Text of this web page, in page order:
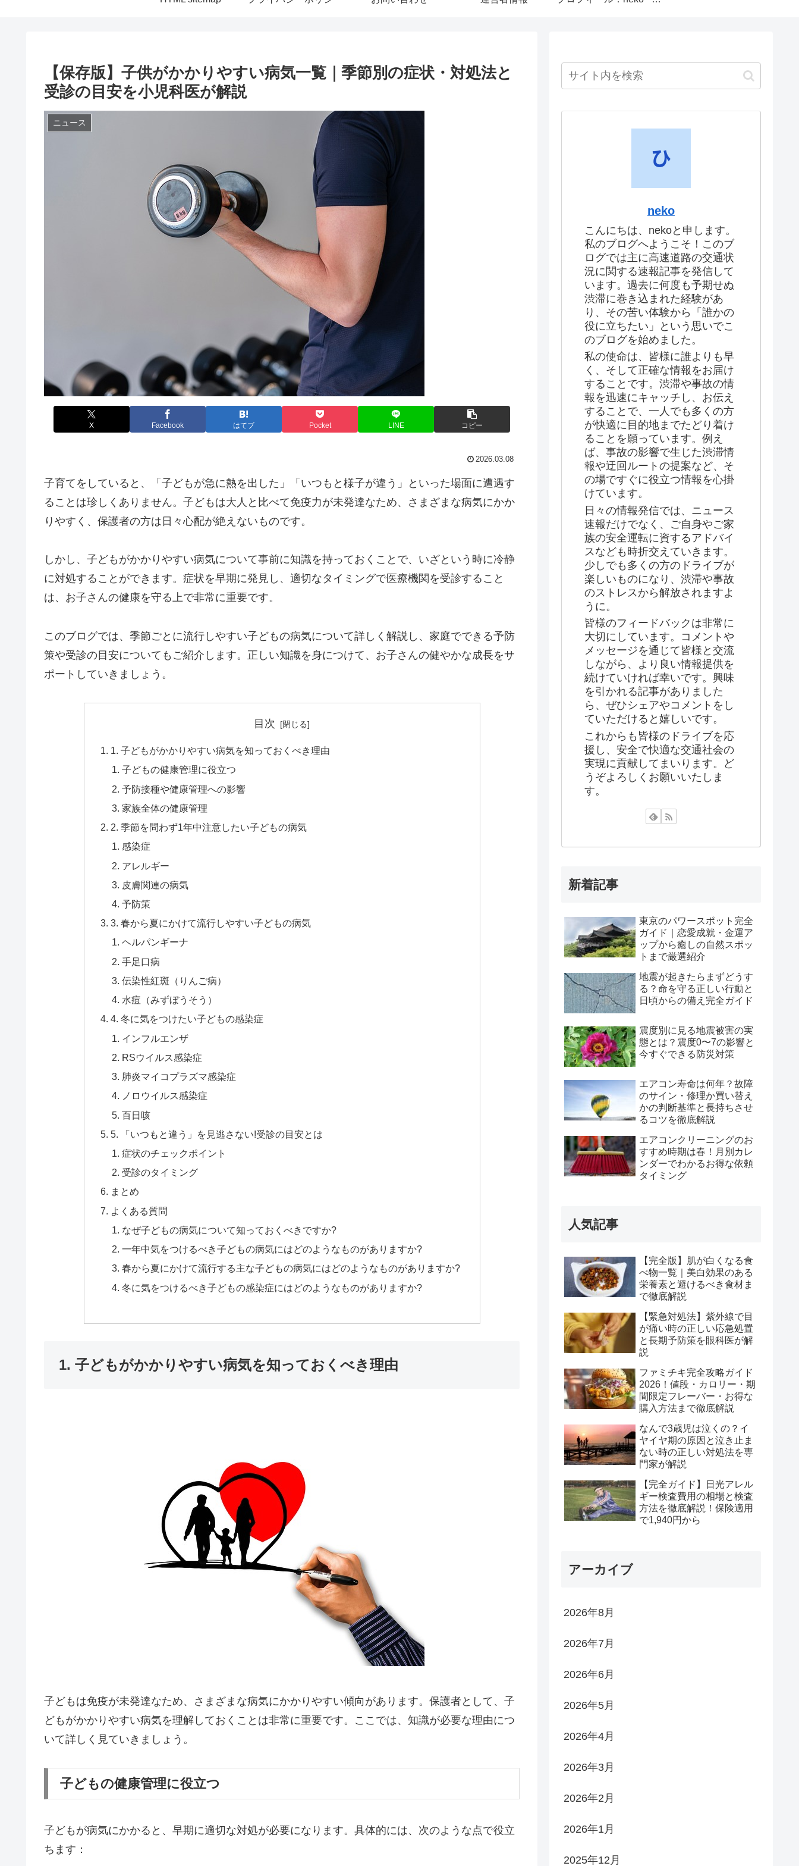
【保存版】子供がかかりやすい病気一覧｜季節別の症状・対処法と
受診の目安を小児科医が解説
ニュース
X Facebook はてブ Pocket LINE コピー
2026.03.08
子育てをしていると、「子どもが急に熱を出した」「いつもと様子が違う」といった場面に遭遇す
ることは珍しくありません。子どもは大人と比べて免疫力が未発達なため、さまざまな病気にかか
りやすく、保護者の方は日々心配が絶えないものです。
しかし、子どもがかかりやすい病気について事前に知識を持っておくことで、いざという時に冷静
に対処することができます。症状を早期に発見し、適切なタイミングで医療機関を受診すること
は、お子さんの健康を守る上で非常に重要です。
このブログでは、季節ごとに流行しやすい子どもの病気について詳しく解説し、家庭でできる予防
策や受診の目安についてもご紹介します。正しい知識を身につけて、お子さんの健やかな成長をサ
ポートしていきましょう。
目次
1. 子どもがかかりやすい病気を知っておくべき理由
子どもの健康管理に役立つ
予防接種や健康管理への影響
家族全体の健康管理
2. 季節を問わず1年中注意したい子どもの病気
感染症
アレルギー
皮膚関連の病気
予防策
3. 春から夏にかけて流行しやすい子どもの病気
ヘルパンギーナ
手足口病
伝染性紅斑（りんご病）
水痘（みずぼうそう）
4. 冬に気をつけたい子どもの感染症
インフルエンザ
RSウイルス感染症
肺炎マイコプラズマ感染症
ノロウイルス感染症
百日咳
5. 「いつもと違う」を見逃さない!受診の目安とは
症状のチェックポイント
受診のタイミング
まとめ
よくある質問
なぜ子どもの病気について知っておくべきですか?
一年中気をつけるべき子どもの病気にはどのようなものがありますか?
春から夏にかけて流行する主な子どもの病気にはどのようなものがありますか?
冬に気をつけるべき子どもの感染症にはどのようなものがありますか?
1. 子どもがかかりやすい病気を知っておくべき理由
子どもは免疫が未発達なため、さまざまな病気にかかりやすい傾向があります。保護者として、子
どもがかかりやすい病気を理解しておくことは非常に重要です。ここでは、知識が必要な理由につ
いて詳しく見ていきましょう。
子どもの健康管理に役立つ
子どもが病気にかかると、早期に適切な対処が必要になります。具体的には、次のような点で役立
ちます：
neko
こんにちは、nekoと申します。
私のブログへようこそ！このブ
ログでは主に高速道路の交通状
況に関する速報記事を発信して
います。過去に何度も予期せぬ
渋滞に巻き込まれた経験があ
り、その苦い体験から「誰かの
役に立ちたい」という思いでこ
のブログを始めました。
私の使命は、皆様に誰よりも早
く、そして正確な情報をお届け
することです。渋滞や事故の情
報を迅速にキャッチし、お伝え
することで、一人でも多くの方
が快適に目的地までたどり着け
ることを願っています。例え
ば、事故の影響で生じた渋滞情
報や迂回ルートの提案など、そ
の場ですぐに役立つ情報を心掛
けています。
日々の情報発信では、ニュース
速報だけでなく、ご自身やご家
族の安全運転に資するアドバイ
スなども時折交えていきます。
少しでも多くの方のドライブが
楽しいものになり、渋滞や事故
のストレスから解放されますよ
うに。
皆様のフィードバックは非常に
大切にしています。コメントや
メッセージを通じて皆様と交流
しながら、より良い情報提供を
続けていければ幸いです。興味
を引かれる記事がありました
ら、ぜひシェアやコメントをし
ていただけると嬉しいです。
これからも皆様のドライブを応
援し、安全で快適な交通社会の
実現に貢献してまいります。ど
うぞよろしくお願いいたしま
す。
新着記事
東京のパワースポット完全
ガイド｜恋愛成就・金運ア
ップから癒しの自然スポッ
トまで厳選紹介
地震が起きたらまずどうす
る？命を守る正しい行動と
日頃からの備え完全ガイド
震度別に見る地震被害の実
態とは？震度0〜7の影響と
今すぐできる防災対策
エアコン寿命は何年？故障
のサイン・修理か買い替え
かの判断基準と長持ちさせ
るコツを徹底解説
エアコンクリーニングのお
すすめ時期は春！月別カレ
ンダーでわかるお得な依頼
タイミング
人気記事
【完全版】肌が白くなる食
べ物一覧｜美白効果のある
栄養素と避けるべき食材ま
で徹底解説
【緊急対処法】紫外線で目
が痛い時の正しい応急処置
と長期予防策を眼科医が解
説
ファミチキ完全攻略ガイド
2026！値段・カロリー・期
間限定フレーバー・お得な
購入方法まで徹底解説
なんで3歳児は泣くの？イ
ヤイヤ期の原因と泣き止ま
ない時の正しい対処法を専
門家が解説
【完全ガイド】日光アレル
ギー検査費用の相場と検査
方法を徹底解説！保険適用
で1,940円から
アーカイブ
2026年8月
2026年7月
2026年6月
2026年5月
2026年4月
2026年3月
2026年2月
2026年1月
2025年12月